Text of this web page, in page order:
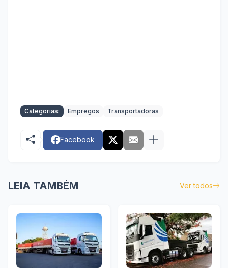
Categorias: Empregos Transportadoras
Facebook
LEIA TAMBÉM Ver todos